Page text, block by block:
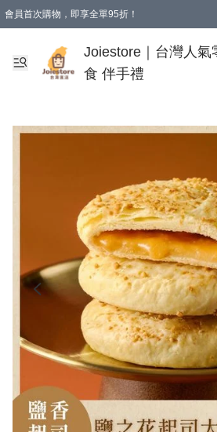
會員首次購物，即享全單95折！
購物滿 HKD 350.00即享免運費優惠！（適用於 本
Joiestore｜台灣人氣
食 伴手禮